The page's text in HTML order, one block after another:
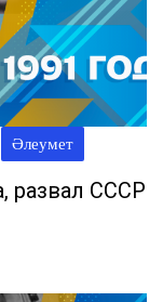
Әлеумет
развал СССР